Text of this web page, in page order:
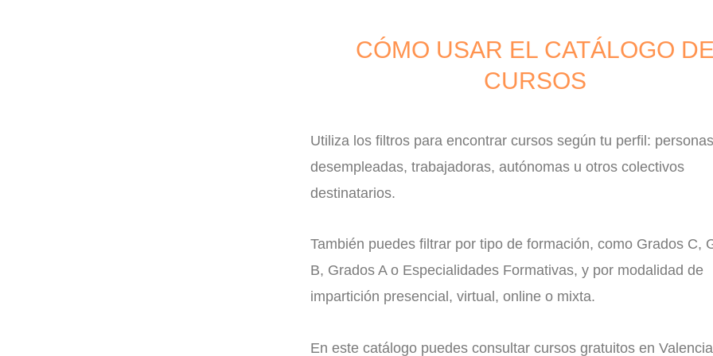
CÓMO USAR EL CATÁLOGO DE
CURSOS
Utiliza los filtros para encontrar cursos según tu perfil: personas
desempleadas, trabajadoras, autónomas u otros colectivos
destinatarios.
También puedes filtrar por tipo de formación, como Grados C,
B, Grados A o Especialidades Formativas, y por modalidad de
impartición presencial, virtual, online o mixta.
En este catálogo puedes consultar cursos gratuitos en